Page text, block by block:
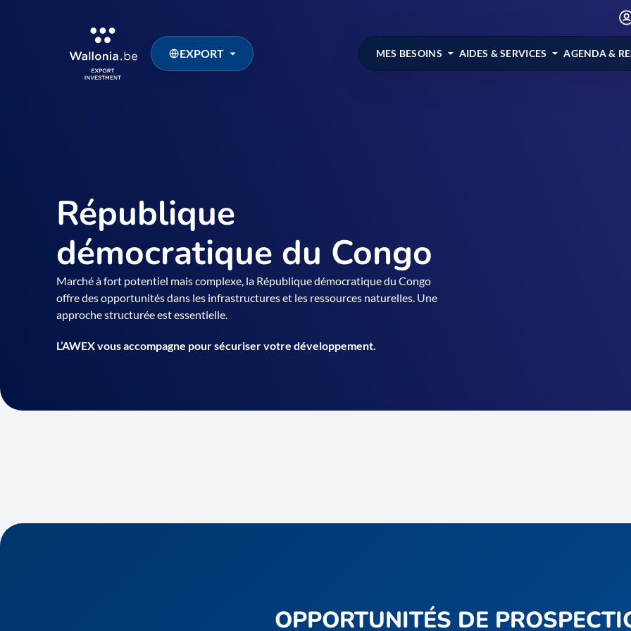
EXPORT MES BESOINS AIDES & SERVICES AGENDA &
République
démocratique du Congo
Marché à fort potentiel mais complexe, la République démocratique du Congo
offre des opportunités dans les infrastructures et les ressources naturelles. Une
approche structurée est essentielle.
L’AWEX vous accompagne pour sécuriser votre développement.
OPPORTUNITÉS DE